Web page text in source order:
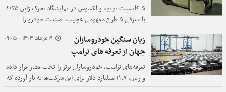
۵ کانسپت تویوتا و لکسوس در نمایشگاه تحرک ژاپن ۲۰۲۵،
با معرفی ۵ طرح مفهومی عجیب، صنعت خودرو را
شگفت‌زده کردند.
19 مرداد 1404 - 09:05
زیان سنگین خودروسازان
جهان از تعرفه های ترامپ
تعرفه‌های ترامپ، خودروسازان برتر را تحت فشار قرار داده
و زیان، ۱۱.۷ میلیارد دلار برای این شرکت‌ها به بار آورده که
همچنان رو به افزایش است.